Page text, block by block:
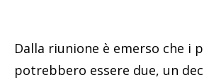
Dalla riunione è emerso che i
potrebbero essere due, un